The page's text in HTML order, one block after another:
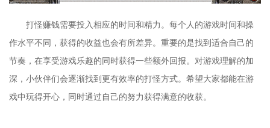
打怪赚钱需要投入相应的时间和精力。每个人的游戏时间和操
作水平不同，获得的收益也会有所差异。重要的是找到适合自己的
节奏，在享受游戏乐趣的同时获得一些额外回报。对游戏理解的加
深，小伙伴们会逐渐找到更有效率的打怪方式。希望大家都能在游
戏中玩得开心，同时通过自己的努力获得满意的收获。